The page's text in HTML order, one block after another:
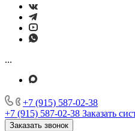
...
+7 (915) 587-02-38
+7 (915) 587-02-38 Заказать
Заказать звонок